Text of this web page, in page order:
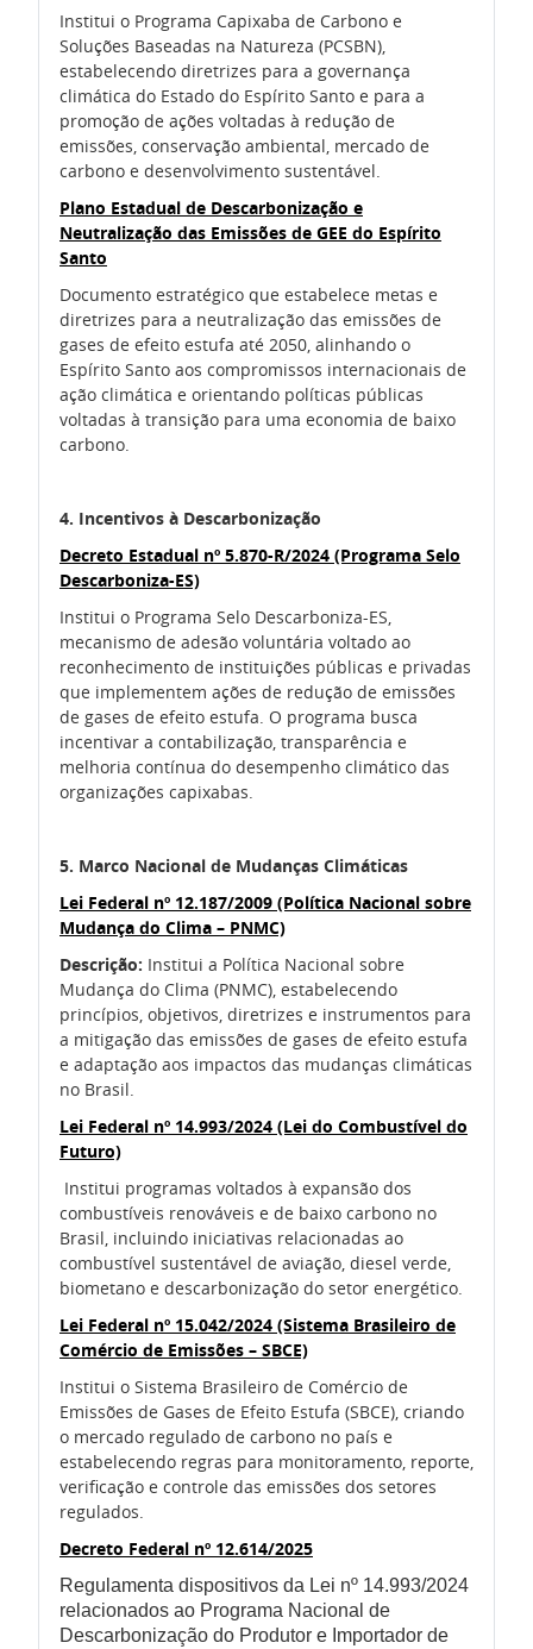
Institui o Programa Capixaba de Carbono e
Soluções Baseadas na Natureza (PCSBN),
estabelecendo diretrizes para a governança
climática do Estado do Espírito Santo e para a
promoção de ações voltadas à redução de
emissões, conservação ambiental, mercado de
carbono e desenvolvimento sustentável.
Plano Estadual de Descarbonização e
Neutralização das Emissões de GEE do Espírito
Santo
Documento estratégico que estabelece metas e
diretrizes para a neutralização das emissões de
gases de efeito estufa até 2050, alinhando o
Espírito Santo aos compromissos internacionais de
ação climática e orientando políticas públicas
voltadas à transição para uma economia de baixo
carbono.
4. Incentivos à Descarbonização
Decreto Estadual nº 5.870-R/2024 (Programa Selo
Descarboniza-ES)
Institui o Programa Selo Descarboniza-ES,
mecanismo de adesão voluntária voltado ao
reconhecimento de instituições públicas e privadas
que implementem ações de redução de emissões
de gases de efeito estufa. O programa busca
incentivar a contabilização, transparência e
melhoria contínua do desempenho climático das
organizações capixabas.
5. Marco Nacional de Mudanças Climáticas
Lei Federal nº 12.187/2009 (Política Nacional sobre
Mudança do Clima – PNMC)
Descrição: Institui a Política Nacional sobre
Mudança do Clima (PNMC), estabelecendo
princípios, objetivos, diretrizes e instrumentos para
a mitigação das emissões de gases de efeito estufa
e adaptação aos impactos das mudanças climáticas
no Brasil.
Lei Federal nº 14.993/2024 (Lei do Combustível do
Futuro)
Institui programas voltados à expansão dos
combustíveis renováveis e de baixo carbono no
Brasil, incluindo iniciativas relacionadas ao
combustível sustentável de aviação, diesel verde,
biometano e descarbonização do setor energético.
Lei Federal nº 15.042/2024 (Sistema Brasileiro de
Comércio de Emissões – SBCE)
Institui o Sistema Brasileiro de Comércio de
Emissões de Gases de Efeito Estufa (SBCE), criando
o mercado regulado de carbono no país e
estabelecendo regras para monitoramento, reporte,
verificação e controle das emissões dos setores
regulados.
Decreto Federal nº 12.614/2025
Regulamenta dispositivos da Lei nº 14.993/2024
relacionados ao Programa Nacional de
Descarbonização do Produtor e Importador de